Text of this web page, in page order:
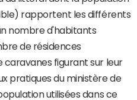
rapportent les différents
nombre d'habitants
de résidences
caravanes figurant sur leur
pratiques du ministère de
utilisées dans ce